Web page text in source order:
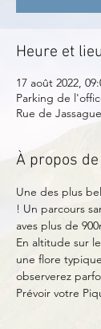
Heure et lieu
17 août 2022,
Parking de
Rue de
À propos
Une des plus
! Un parcours
aves plus de
En altitude sur
une flore
observerez
Prévoir votre